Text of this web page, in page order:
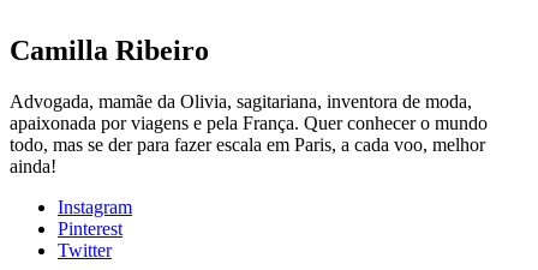
Camilla Ribeiro
Advogada, mamãe da Olivia, sagitariana, inventora de moda,
apaixonada por viagens e pela França. Quer conhecer o mundo
todo, mas se der para fazer escala em Paris, a cada voo, melhor
ainda!
Instagram
Pinterest
Twitter